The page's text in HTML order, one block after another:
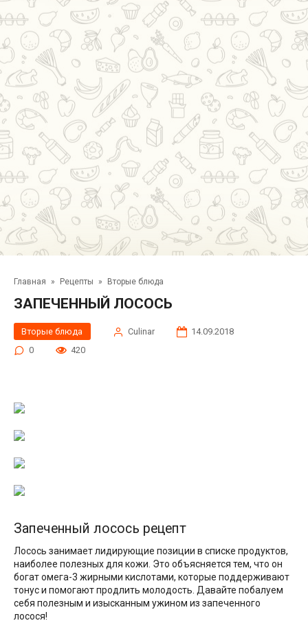
Главная » Рецепты » Вторые блюда
ЗАПЕЧЕННЫЙ ЛОСОСЬ
Вторые блюда Сulinar
14.09.2018
0
420
Запеченный лосось рецепт
Лосось занимает лидирующие позиции в списке продуктов,
наиболее полезных для кожи. Это объясняется тем, что он
богат омега-3 жирными кислотами, которые поддерживают
тонус и помогают продлить молодость. Давайте побалуем
себя полезным и изысканным ужином из запеченного
лосося!